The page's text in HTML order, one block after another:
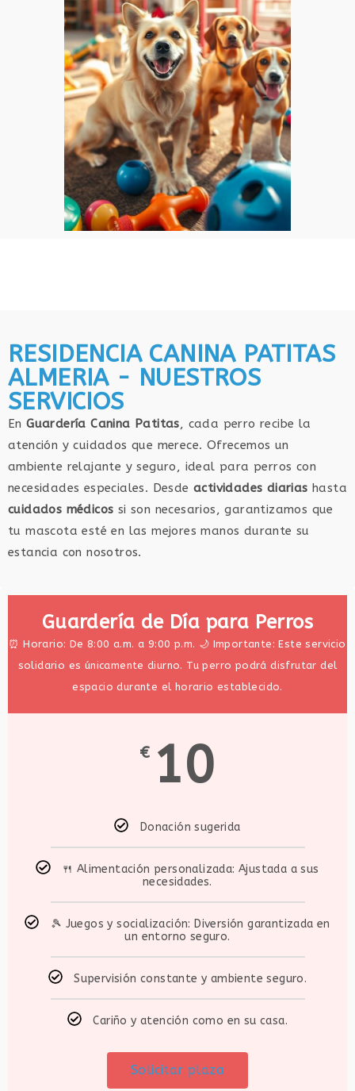
RESIDENCIA CANINA PATITAS
ALMERIA - NUESTROS
SERVICIOS
EnGuardería Canina Patitas, cada perro recibe la
atención y cuidados que merece. Ofrecemos un
ambiente relajante y seguro, ideal para perros con
necesidades especiales. Desde actividades diarias hasta
cuidados médicos si son necesarios, garantizamos que
tu mascota esté en las mejores manos durante su
estancia con nosotros.
Guardería de Día para Perros
⏰ Horario: De 8:00 a.m. a 9:00 p.m. 🌙 Importante: Este servicio
solidario es únicamente diurno. Tu perro podrá disfrutar del
espacio durante el horario establecido.
€ 10
Donación sugerida
🍴 Alimentación personalizada: Ajustada a sus
necesidades.
🎾 Juegos y socialización: Diversión garantizada en
un entorno seguro.
Supervisión constante y ambiente seguro.
Cariño y atención como en su casa.
Solicitar plaza